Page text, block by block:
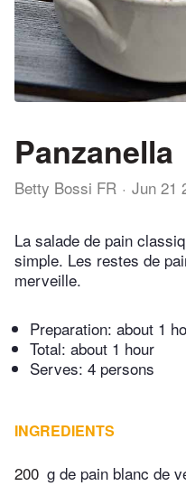
Panzanella
Betty Bossi FR Jun 21
La salade de pain
simple. Les restes de
merveille.
Preparation: about 1
Total: about 1 hour
Serves: 4 persons
INGREDIENTS
200 g de pain blanc de